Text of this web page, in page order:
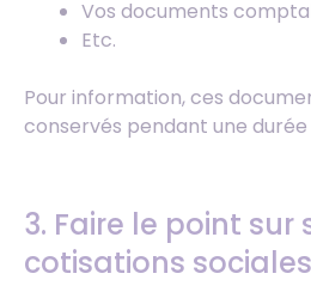
Vos documents
Etc.
Pour information, ces
conservés pendant une durée
3. Faire le point sur
cotisations sociales